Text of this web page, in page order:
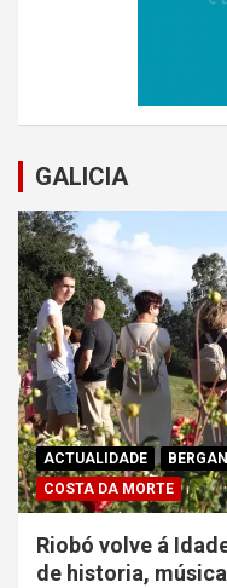
GALICIA
ACTUALIDADE
COSTA DA MORTE
Riobó volve á
de historia,